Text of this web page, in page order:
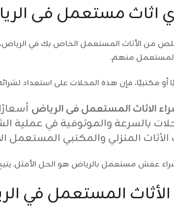
اثاث مستعمل فى
من الأثاث المستعمل الخاص بك في
المستعمل منهم.
أو مكتبيًا، فإن هذه المحلات على استعداد
الاثاث المستعمل فى الرياض
بالسرعة والموثوقية في عملية
المنزلي والمكتبي المستعمل
عفش مستعمل بالرياض هو الحل الأمثل.
المستعمل في